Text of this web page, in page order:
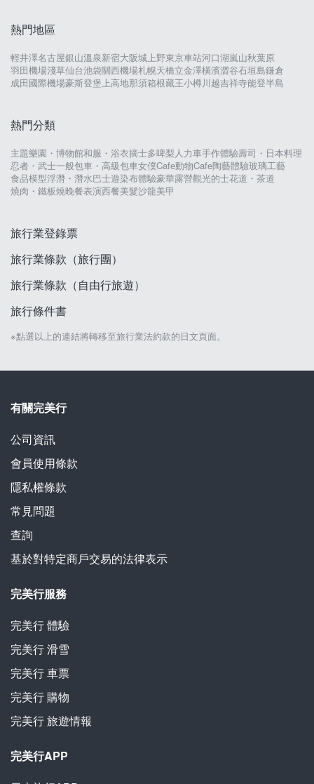
熱門地區
輕井澤名古屋銀山溫泉新宿大阪城 上野東京車站河口湖嵐山秋葉原
羽田機場淺草仙台池袋關西機場札幌天橋立金澤橫濱澀谷石垣島鎌倉
成田國際機場豪斯登堡 上高地那須箱根藏王小樽川越吉祥寺能登半島
熱門分類
主題樂園・博物館和服・浴衣摘士多啤梨人力車手作體驗壽司・日本料理
忍者・武士一般包車・高級包車女僕Cafe動物Cafe陶藝體驗玻璃工藝
食品模型浮潛・潛水巴士遊染布體驗豪華露營觀光的士花道・茶道
燒肉・鐵板燒晚餐表演西餐美髮沙龍美甲
旅行業登錄票
旅行業條款（旅行團）
旅行業條款（自由行旅遊）
旅行條件書
※點選以上的連結將轉移至旅行業法約款的日文頁面。
有關完美行
公司資訊
會員使用條款
隱私權條款
常見問題
查詢
基於對特定商戶交易的法律表示
完美行服務
完美行體驗
完美行滑雪
完美行車票
完美行購物
完美行旅遊情報
完美行APP